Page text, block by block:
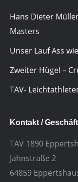
Hans Dieter
Masters
Unser Lauf Ass
Zweiter Hügel –
TAV-
Kontakt /
TAV 1890
Jahnstraße 2
64859